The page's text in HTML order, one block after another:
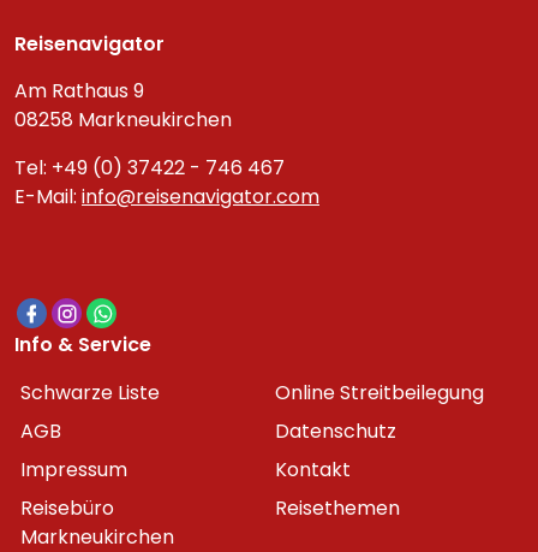
Reisenavigator
Am Rathaus 9
08258 Markneukirchen
Tel: +49 (0) 37422 - 746 467
E-Mail: info@reisenavigator.com
Info & Service
Schwarze Liste
Online Streitbeilegung
AGB
Datenschutz
Impressum
Kontakt
Reisebüro
Markneukirchen
Reisethemen